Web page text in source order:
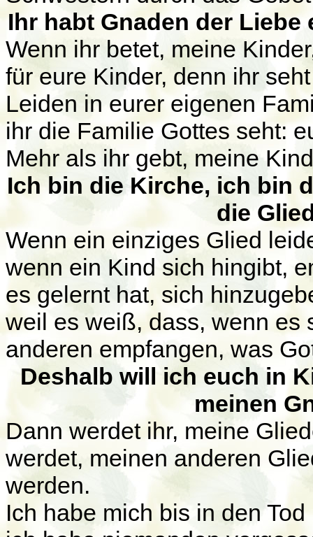
Ihr habt Gnaden der
Wenn ihr betet, meine
für eure Kinder, denn ihr
Leiden in eurer eigenen
ihr die Familie Gottes seht:
Mehr als ihr gebt, meine
Ich bin die Kirche, ich bin
die
Wenn ein einziges Glied
wenn ein Kind sich hingibt,
es gelernt hat, sich
weil es weiß, dass, wenn es
anderen empfangen, was
Deshalb will ich euch in
meinen
Dann werdet ihr, meine
werdet, meinen anderen
werden.
Ich habe mich bis in den